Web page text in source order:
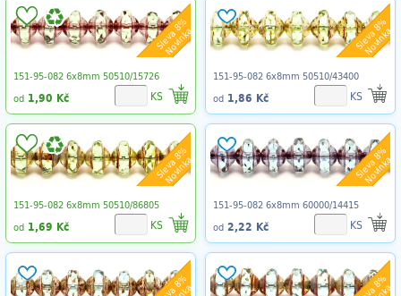
Sleva 8%
Novinka
151-95-082 6x8mm 50510/15726
od 1,90 Kč KS
Sleva 8%
Novinka
151-95-082 6x8mm 50510/43400
od 1,86 Kč KS
Sleva 8%
Novinka
151-95-082 6x8mm 50510/86805
od 1,69 Kč KS
Sleva 8%
Novinka
151-95-082 6x8mm 60000/14415
od 2,22 Kč KS